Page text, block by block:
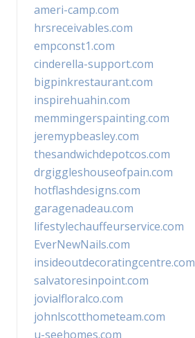
ameri-camp.com
hrsreceivables.com
empconst1.com
cinderella-support.com
bigpinkrestaurant.com
inspirehuahin.com
memmingerspainting.com
jeremypbeasley.com
thesandwichdepotcos.com
drgiggleshouseofpain.com
hotflashdesigns.com
garagenadeau.com
lifestylechauffeurservice.com
EverNewNails.com
insideoutdecoratingcentre.com
salvatoresinpoint.com
jovialfloralco.com
johnlscotthometeam.com
u-seehomes.com